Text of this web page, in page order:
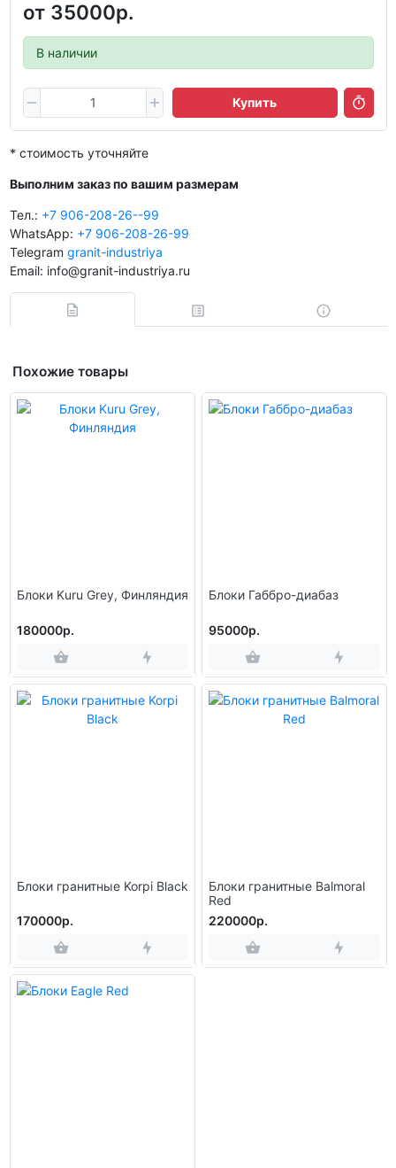
от 35000р.
В наличии
Купить
* стоимость уточняйте
Выполним заказ по вашим размерам
Тел.: +7 906-208-26--99
WhatsApp: +7 906-208-26-99
Telegram granit-industriya
Email: info@granit-industriya.ru
Похожие товары
Блоки Kuru Grey, Финляндия
180000р.
Блоки Габбро-диабаз
95000р.
Блоки гранитные Korpi Black
170000р.
Блоки гранитные Balmoral
Red
220000р.